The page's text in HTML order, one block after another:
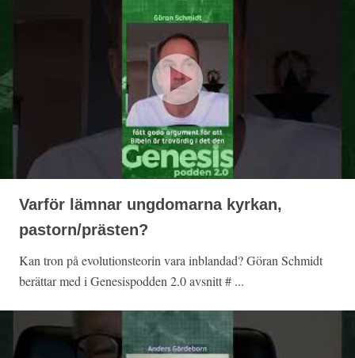
Varför lämnar ungdomarna kyrkan,
pastorn/prästen?
Kan tron på evolutionsteorin vara inblandad? Göran Schmidt
berättar med i Genesispodden 2.0 avsnitt # ...